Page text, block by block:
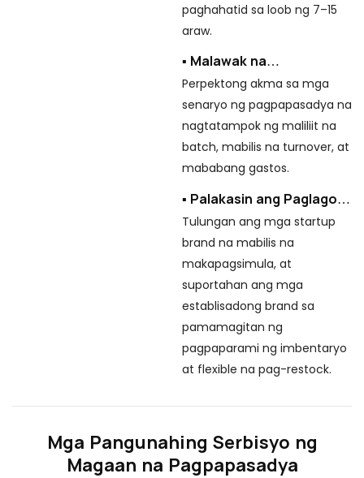
paghahatid sa loob ng 7–15
araw.
▪ Malawak na
Pagkakatugma
Perpektong akma sa mga
senaryo ng pagpapasadya na
nagtatampok ng maliliit na
batch, mabilis na turnover, at
mababang gastos.
▪ Palakasin ang Paglago
ng Negosyo
Tulungan ang mga startup
brand na mabilis na
makapagsimula, at
suportahan ang mga
establisadong brand sa
pamamagitan ng
pagpaparami ng imbentaryo
at flexible na pag-restock.
Mga Pangunahing Serbisyo ng
Magaan na Pagpapasadya